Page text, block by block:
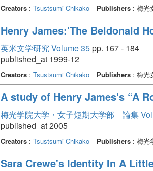
Creators: Tsustsumi Chikako Publishers: 梅光
Henry James:'The Beldonald
英米文学研究 Volume 35pp. 167 - 184
published_at 1999-12
Creators: Tsustsumi Chikako Publishers: 梅光
A study of Henry James's “A
梅光学院大学・女子短期大学部 論集
published_at 2005
Creators: Tsustsumi Chikako Publishers: 梅光
Sara Crewe's Identity In A